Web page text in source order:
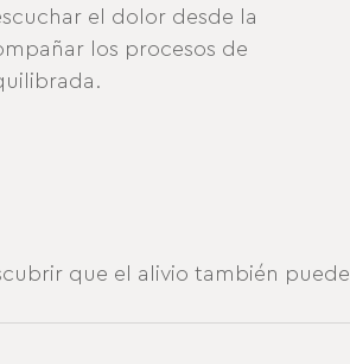
el dolor desde la
los procesos de
que el alivio también puede